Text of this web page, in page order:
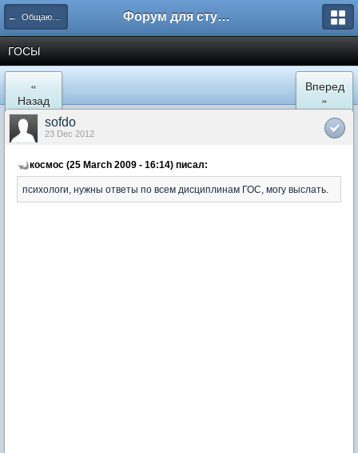
← Общаются психологи Форум для студента СГА
ГОСЫ
«
Назад
Вперед
»
sofdo
23 Dec 2012
космос (25 March 2009 - 16:14) писал:
психологи, нужны ответы по всем дисциплинам ГОС, могу выслать.